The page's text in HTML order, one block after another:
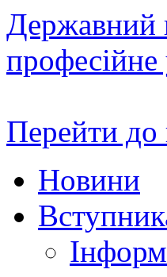
Державний
Перейти до
Новини